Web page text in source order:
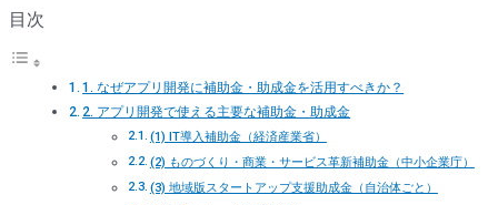
目次
1. なぜアプリ開発に補助金・助成金を活用すべきか？
2. アプリ開発で使える主要な補助金・助成金
(1) IT導入補助金（経済産業省）
(2) ものづくり・商業・サービス革新補助金（中小企業庁）
(3) 地域版スタートアップ支援助成金（自治体ごと）